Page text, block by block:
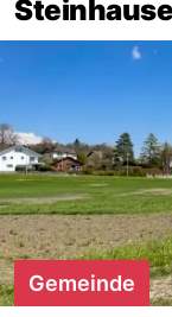
Gemeinde